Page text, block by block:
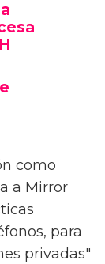
como
a Mirror
para
privadas"